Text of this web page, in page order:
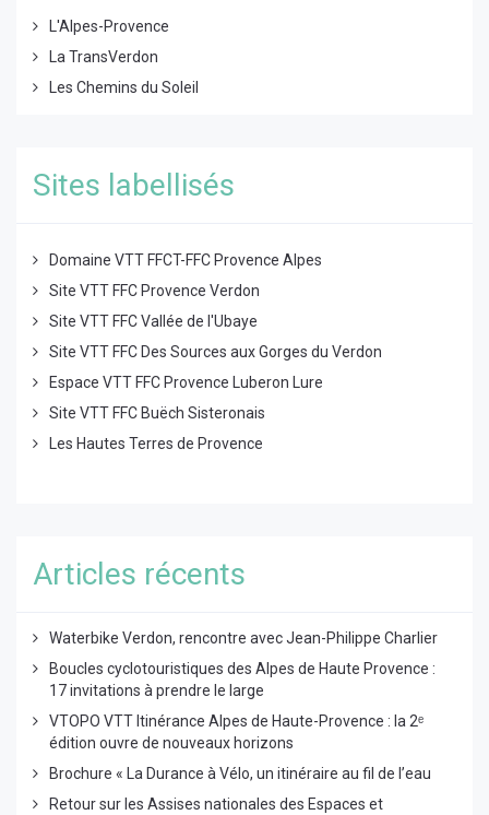
L'Alpes-Provence
La TransVerdon
Les Chemins du Soleil
Sites labellisés
Domaine VTT FFCT-FFC Provence Alpes
Site VTT FFC Provence Verdon
Site VTT FFC Vallée de l'Ubaye
Site VTT FFC Des Sources aux Gorges du Verdon
Espace VTT FFC Provence Luberon Lure
Site VTT FFC Buëch Sisteronais
Les Hautes Terres de Provence
Articles récents
Waterbike Verdon, rencontre avec Jean-Philippe Charlier
Boucles cyclotouristiques des Alpes de Haute Provence :
17 invitations à prendre le large
VTOPO VTT Itinérance Alpes de Haute-Provence : la 2ᵉ
édition ouvre de nouveaux horizons
Brochure « La Durance à Vélo, un itinéraire au fil de l’eau
Retour sur les Assises nationales des Espaces et